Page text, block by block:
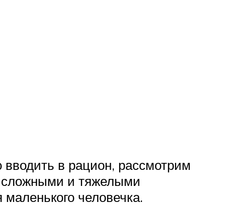
в рацион, рассмотрим
сложными и тяжелыми
человечка.